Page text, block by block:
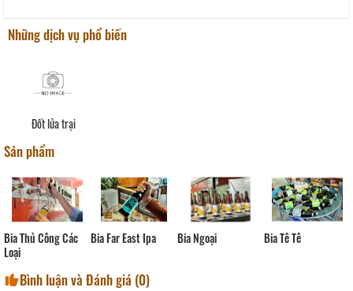
Những dịch vụ phổ biến
Đốt lửa trại
Sản phẩm
Bia Thủ Công Các
Loại
Bia Far East Ipa Bia Ngoại Bia Tê Tê
Bình luận và Đánh giá (0)